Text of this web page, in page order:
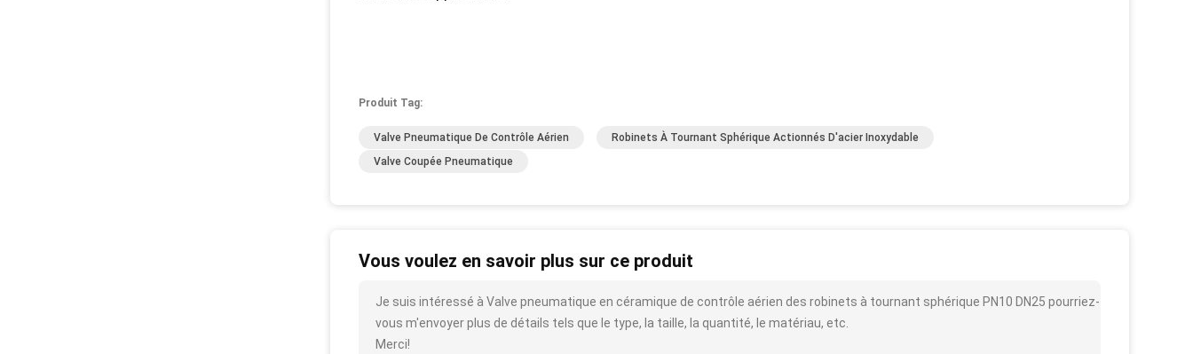
Produit Tag:
Valve Pneumatique De Contrôle Aérien
Robinets À Tournant Sphérique Actionnés D'acier Inoxydable
Valve Coupée Pneumatique
Vous voulez en savoir plus sur ce produit
Je suis intéressé à Valve pneumatique en céramique de contrôle aérien des robinets à tournant sphérique PN10 DN25 pourriez-
vous m'envoyer plus de détails tels que le type, la taille, la quantité, le matériau, etc.
Merci!